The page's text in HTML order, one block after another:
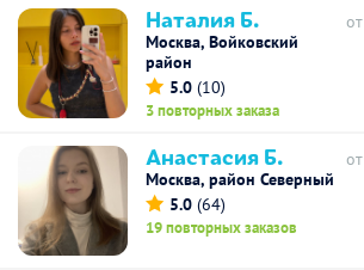
Наталия Б.
Москва, Войковский
район
5.0 (10)
3 повторных заказа
от
Анастасия Б.
Москва, район Северный
5.0 (64)
19 повторных заказов
от